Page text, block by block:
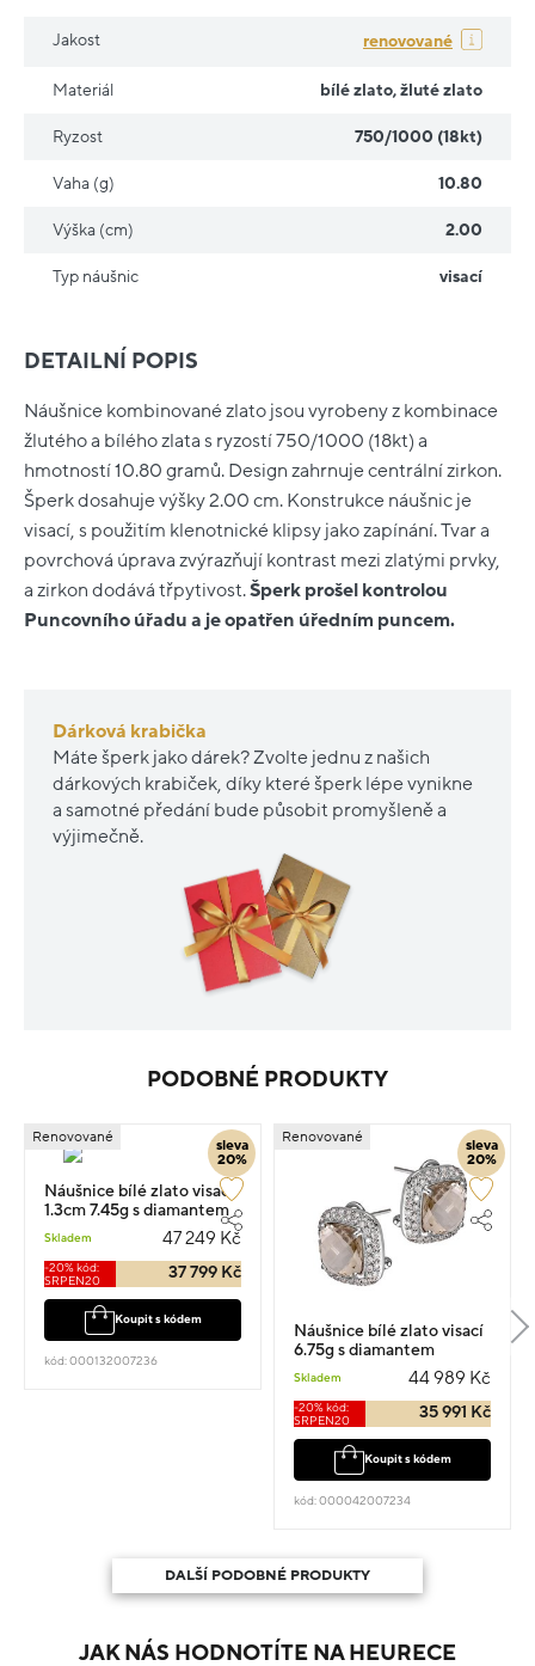
DETAILNÍ POPIS
Náušnice kombinované zlato jsou vyrobeny z kombinace
žlutého a bílého zlata s ryzostí 750/1000 (18kt) a
hmotností 10.80 gramů. Design zahrnuje centrální zirkon.
Šperk dosahuje výšky 2.00 cm. Konstrukce náušnic je
visací, s použitím klenotnické klipsy jako zapínání. Tvar a
povrchová úprava zvýrazňují kontrast mezi zlatými prvky,
a zirkon dodává třpytivost.Šperk prošel kontrolou
Puncovního úřadu a je opatřen úředním puncem.
Dárková krabička
Máte šperk jako dárek? Zvolte jednu z našich
dárkových krabiček, díky které šperk lépe vynikne
a samotné předání bude působit promyšleně a
výjimečně.
Jakost renovované
Materiál bílé zlato, žluté zlato
Ryzost 750/1000 (18kt)
Vaha (g) 10.80
Výška (cm) 2.00
Typ náušnic visací
PODOBNÉ PRODUKTY
sleva
20%
Renovované
Náušnice bílé zlato visací
1.3cm 7.45g s diamantem
Skladem 47 249 Kč
-20% kód:
SRPEN20
37 799 Kč
Koupit s kódem
kód: 000132007236
sleva
20%
Renovované
Náušnice bílé zlato visací
6.75g s diamantem
Skladem 44 989 Kč
-20% kód:
SRPEN20
35 991 Kč
Koupit s kódem
kód: 000042007234
DALŠÍ PODOBNÉ PRODUKTY
JAK NÁS HODNOTÍTE NA HEURECE